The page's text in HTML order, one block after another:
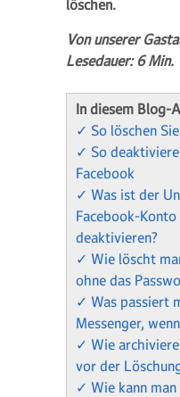
löschen.
Von unserer
Lesedauer: 6 Min.
In diesem Blog-
✓ So löschen
✓ So
Facebook
✓ Was ist der
Facebook-
deaktivieren?
✓ Wie löscht
ohne das
✓ Was passiert
Messenger,
✓ Wie
vor der
✓ Wie kann